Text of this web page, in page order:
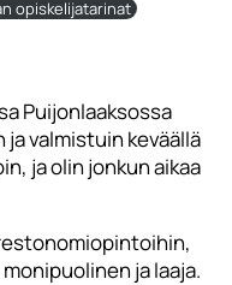
opiskelijatarinat
Puijonlaaksossa
valmistuin keväällä
ja olin jonkun aikaa
ja laaja.